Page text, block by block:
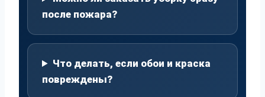
после пожара?
Что делать, если обои и краска
повреждены?